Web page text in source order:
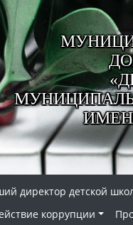
директор детской
коррупции